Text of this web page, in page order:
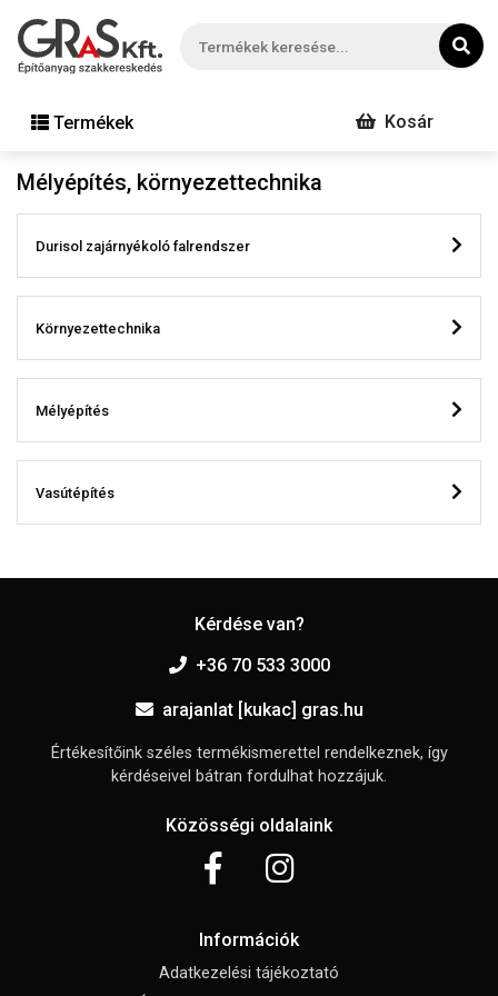
Termékek Kosár
Mélyépítés, környezettechnika
Durisol zajárnyékoló falrendszer
Környezettechnika
Mélyépítés
Vasútépítés
Kérdése van?
+36 70 533 3000
arajanlat [kukac] gras.hu
Értékesítőink széles termékismerettel rendelkeznek, így
kérdéseivel bátran fordulhat hozzájuk.
Közösségi oldalaink
Információk
Adatkezelési tájékoztató